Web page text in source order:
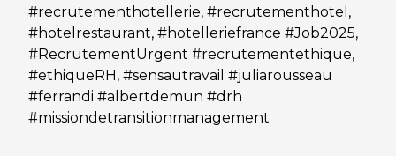
#recrutementhotellerie, #recrutementhotel,
#hotelrestaurant, #hotelleriefrance #Job2025,
#RecrutementUrgent #recrutementethique,
#ethiqueRH, #sensautravail #juliarousseau
#ferrandi #albertdemun #drh
#missiondetransitionmanagement